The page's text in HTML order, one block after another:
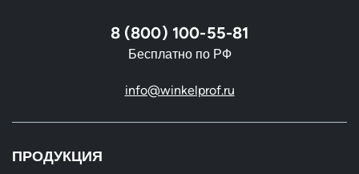
8 (800) 100-55-81
Бесплатно по РФ
info@winkelprof.ru
ПРОДУКЦИЯ